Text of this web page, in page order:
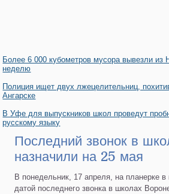
Более 6 000 кубометров мусора вывезли из
неделю
Полиция ищет двух лжецелительниц,
Ангарске
В Уфе для выпускников школ проведут
русскому языку
Последний звонок в
назначили на 25 мая
В понедельник, 17 апреля, на планерке
датой последнего звонка в школах